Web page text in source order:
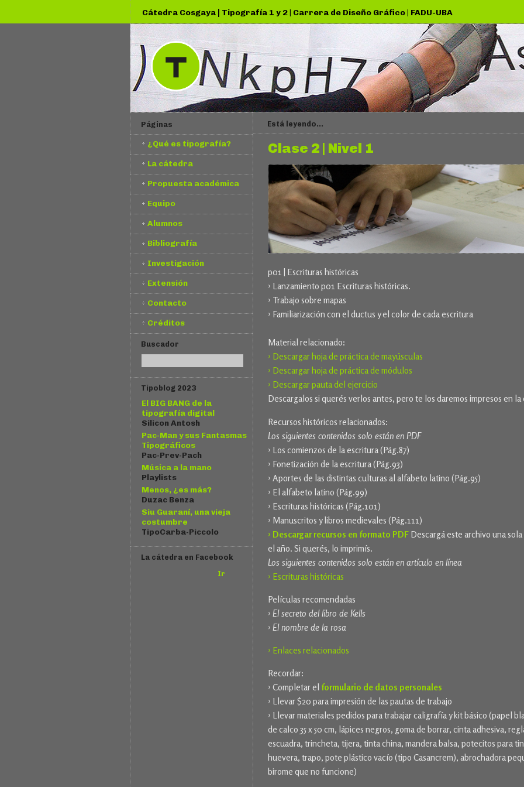
Cátedra Cosgaya | Tipografía 1 y 2| Carrera de Diseño Gráfico| FADU-UBA
Está leyendo...
Clase 2 | Nivel 1
p01 | Escrituras históricas
› Lanzamiento p01 Escrituras históricas.
› Trabajo sobre mapas
› Familiarización con el ductus y el color de cada escritura
Material relacionado:
› Descargar hoja de práctica de mayúsculas
› Descargar hoja de práctica de módulos
› Descargar pauta del ejercicio
Descargalos si querés verlos antes, pero te los daremos impresos en la
Recursos históricos relacionados:
Los siguientes contenidos solo están en PDF
› Los comienzos de la escritura (Pág.87)
› Fonetización de la escritura (Pág.93)
› Aportes de las distintas culturas al alfabeto latino (Pág.95)
› El alfabeto latino (Pág.99)
› Escrituras históricas (Pág.101)
› Manuscritos y libros medievales (Pág.111)
› Descargar recursos en formato PDF Descargá este archivo una
el año. Si querés, lo imprimís.
Los siguientes contenidos solo están en artículo en línea
› Escrituras históricas
Películas recomendadas
› El secreto del libro de Kells
› El nombre de la rosa
› Enlaces relacionados
Recordar:
› Completar el formulario de datos personales
› Llevar $20 para impresión de las pautas de trabajo
› Llevar materiales pedidos para trabajar caligrafía y kit básico (papel
de calco 35 x 50 cm, lápices negros, goma de borrar, cinta adhesiva,
escuadra, trincheta, tijera, tinta china, mandera balsa, potecitos para
huevera, trapo, pote plástico vacío (tipo Casancrem), abrochadora
birome que no funcione)
Páginas
¿Qué es tipografía?
La cátedra
Propuesta académica
Equipo
Alumnos
Bibliografía
Investigación
Extensión
Contacto
Créditos
Buscador
Tipoblog 2023
El BIG BANG de la
tipografía digital
Silicon Antosh
Pac-Man y sus Fantasmas
Tipográficos
Pac-Prev-Pach
Música a la mano
Playlists
Menos, ¿es más?
Duzac Benza
Siu Guaraní, una vieja
costumbre
TipoCarba-Piccolo
La cátedra en Facebook
Ir